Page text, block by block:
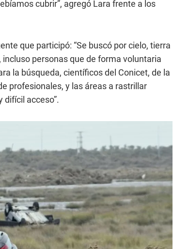
cubrir”, agregó Lara frente a los
que participó: “Se buscó por cielo, tierra
personas que de forma voluntaria
la búsqueda, científicos del Conicet, de la
profesionales, y las áreas a rastrillar
difícil acceso”.